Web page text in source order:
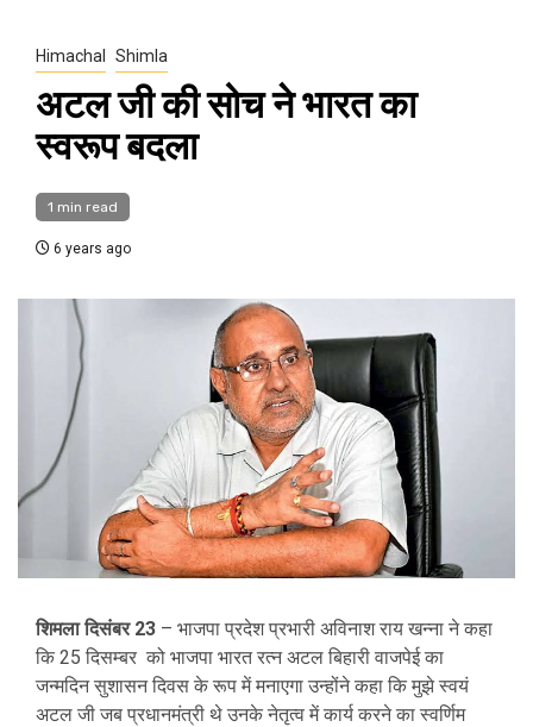
Himachal Shimla
अटल जी की सोच ने भारत का
स्वरूप बदला
1 min read
6 years ago
शिमला दिसंबर 23 – भाजपा प्रदेश प्रभारी अविनाश राय खन्ना ने कहा
कि 25 दिसम्बर को भाजपा भारत रत्न अटल बिहारी वाजपेई का
जन्मदिन सुशासन दिवस के रूप में मनाएगा उन्होंने कहा कि मुझे स्वयं
अटल जी जब प्रधानमंत्री थे उनके नेतृत्व में कार्य करने का स्वर्णिम